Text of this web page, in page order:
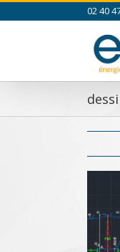
Skip
to
02 40